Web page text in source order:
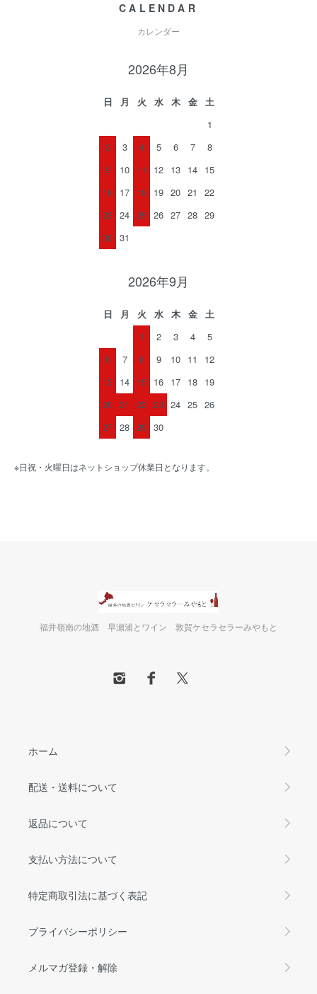
CALENDAR
カレンダー
2026年8月
日 月 火 水 木 金
土
1
2
3 4 5 6 7
8
9
10 11 12 13 14 15
16 17 18 19 20 21
22
23 24 25 26 27 28 29
30 31
2026年9月
日 月 火 水 木 金
土
1
2 3 4
5
6
7 8 9 10 11
12
13 14 15 16 17 18 19
20 21 22 23 24 25 26
27 28 29 30
※日祝・火曜日はネットショップ休業日となります。
福井嶺南の地酒 早瀬浦とワイン 敦賀ケセラセラーみやもと
ホーム
配送・送料について
返品について
支払い方法について
特定商取引法に基づく表記
プライバシーポリシー
メルマガ登録・解除